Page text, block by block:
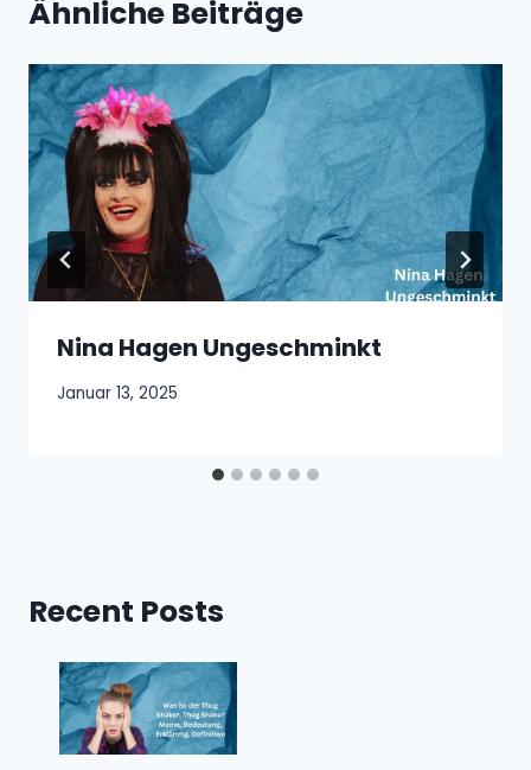
Ähnliche Beiträge
Nina Hagen Ungeschminkt
Januar 13, 2025
Recent Posts